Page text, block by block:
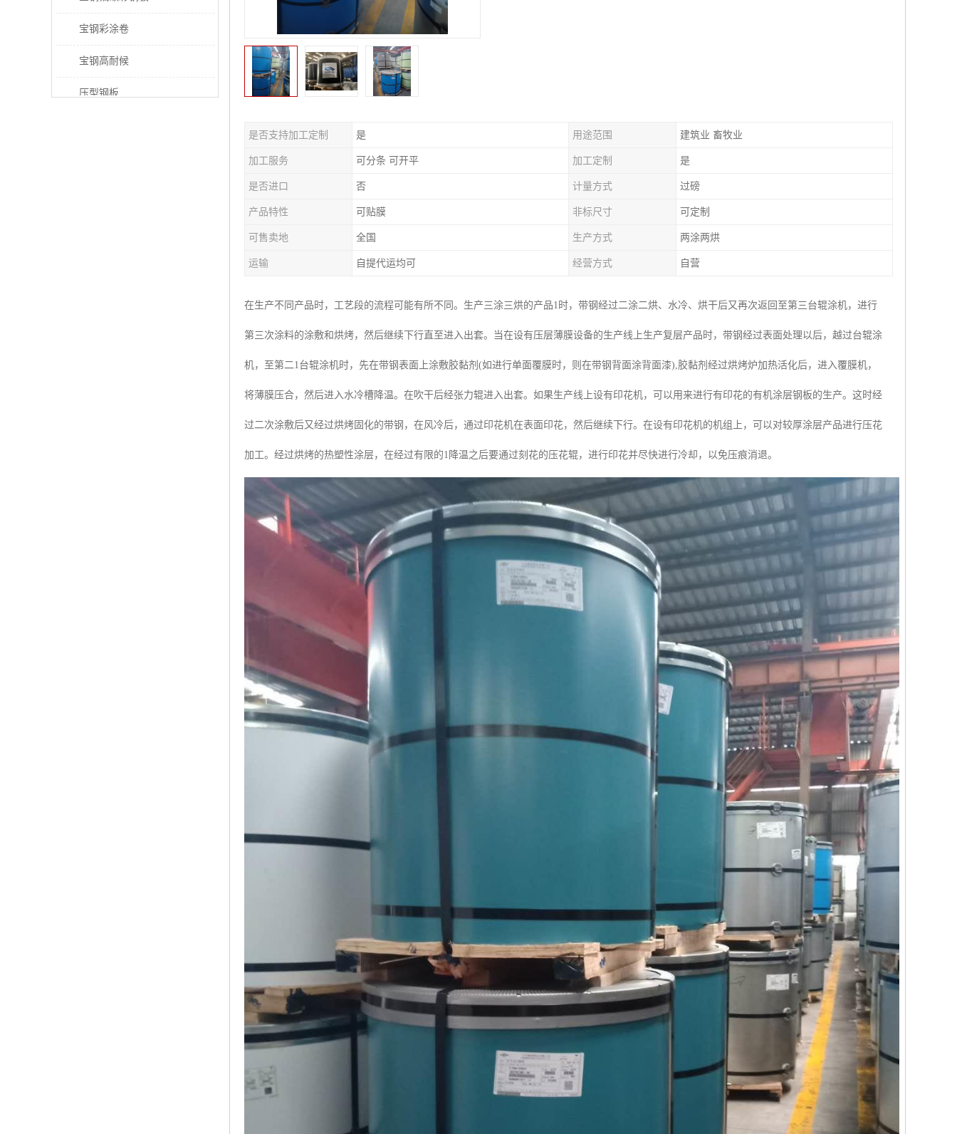
宝钢彩涂卷
宝钢高耐候
压型钢板
是否支持加工定制 是 用途范围 建筑业 畜牧业
加工服务 可分条 可开平 加工定制 是
是否进口 否 计量方式 过磅
产品特性 可贴膜 非标尺寸 可定制
可售卖地 全国 生产方式 两涂两烘
运输 自提代运均可 经营方式 自营
在生产不同产品时，工艺段的流程可能有所不同。生产三涂三烘的产品1时，带钢经过二涂二烘、水冷、烘干后又再次返回至第三台辊涂机，进行
第三次涂料的涂敷和烘烤，然后继续下行直至进入出套。当在设有压层薄膜设备的生产线上生产复层产品时，带钢经过表面处理以后，越过台辊涂
机，至第二1台辊涂机时，先在带钢表面上涂敷胶黏剂(如进行单面覆膜时，则在带钢背面涂背面漆),胶黏剂经过烘烤炉加热活化后，进入覆膜机，
将薄膜压合，然后进入水冷槽降温。在吹干后经张力辊进入出套。如果生产线上设有印花机，可以用来进行有印花的有机涂层钢板的生产。这时经
过二次涂敷后又经过烘烤固化的带钢，在风冷后，通过印花机在表面印花，然后继续下行。在设有印花机的机组上，可以对较厚涂层产品进行压花
加工。经过烘烤的热塑性涂层，在经过有限的1降温之后要通过刻花的压花辊，进行印花并尽快进行冷却，以免压痕消退。